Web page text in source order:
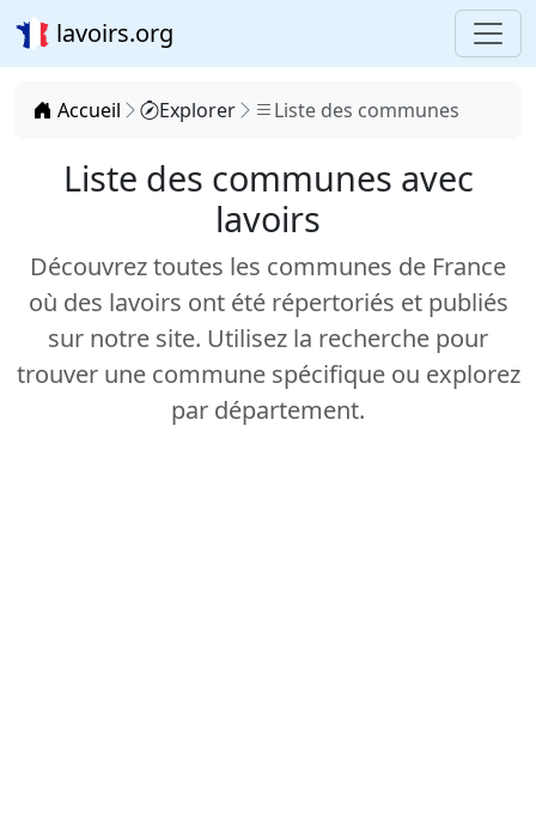
lavoirs.org
Accueil Explorer Liste des communes
Liste des communes avec
lavoirs
Découvrez toutes les communes de France
où des lavoirs ont été répertoriés et publiés
sur notre site. Utilisez la recherche pour
trouver une commune spécifique ou explorez
par département.